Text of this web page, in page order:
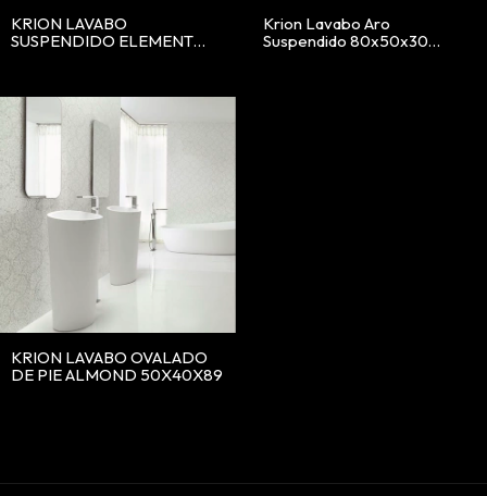
KRION LAVABO
SUSPENDIDO ELEMENT
Krion Lavabo Aro
Suspendido 80x50x30
KRION LAVABO OVALADO
DE PIE ALMOND 50X40X89